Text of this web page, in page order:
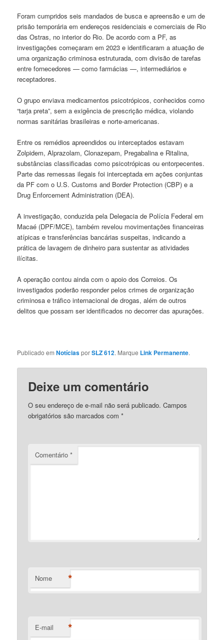
Foram cumpridos seis mandados de busca e apreensão e um de
prisão temporária em endereços residenciais e comerciais de Rio
das Ostras, no interior do Rio. De acordo com a PF, as
investigações começaram em 2023 e identificaram a atuação de
uma organização criminosa estruturada, com divisão de tarefas
entre fornecedores — como farmácias —, intermediários e
receptadores.
O grupo enviava medicamentos psicotrópicos, conhecidos como
“tarja preta”, sem a exigência de prescrição médica, violando
normas sanitárias brasileiras e norte-americanas.
Entre os remédios apreendidos ou interceptados estavam
Zolpidem, Alprazolam, Clonazepam, Pregabalina e Ritalina,
substâncias classificadas como psicotrópicas ou entorpecentes.
Parte das remessas ilegais foi interceptada em ações conjuntas
da PF com o U.S. Customs and Border Protection (CBP) e a
Drug Enforcement Administration (DEA).
A investigação, conduzida pela Delegacia de Polícia Federal em
Macaé (DPF/MCE), também revelou movimentações financeiras
atípicas e transferências bancárias suspeitas, indicando a
prática de lavagem de dinheiro para sustentar as atividades
ilícitas.
A operação contou ainda com o apoio dos Correios. Os
investigados poderão responder pelos crimes de organização
criminosa e tráfico internacional de drogas, além de outros
delitos que possam ser identificados no decorrer das apurações.
Publicado emNotíciasporSLZ 612. Marque Link Permanente.
Deixe um comentário
O seu endereço de e-mail não será publicado. Campos
obrigatórios são marcados com*
Comentário*
Nome *
E-mail *